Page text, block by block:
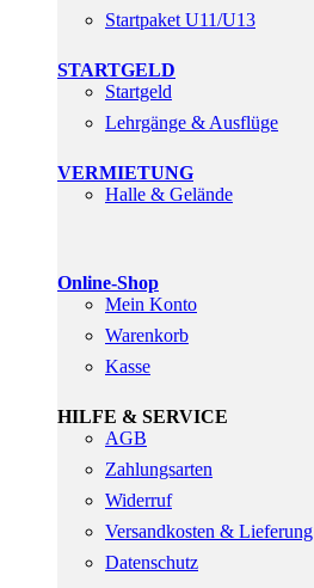
Startpaket U11/U13
STARTGELD
Startgeld
Lehrgänge & Ausflüge
VERMIETUNG
Halle & Gelände
Online-Shop
Mein Konto
Warenkorb
Kasse
HILFE & SERVICE
AGB
Zahlungsarten
Widerruf
Versandkosten & Lieferung
Datenschutz